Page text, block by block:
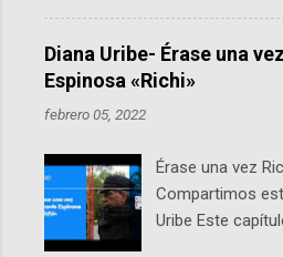
Agencia Espacial Europea en
la vida cotidiana. Este evento,
Planetario de Bogotá del Idartes
Andes, reúne a expertos como
Colombia y líderes del sector
por qué importa en Bogotá
competencia mundial que opera
ciudades, donde participantes
Diana Uribe- Érase una
Espinosa «Richi»
febrero 05, 2022
Érase una vez
Compartimos
Uribe Este